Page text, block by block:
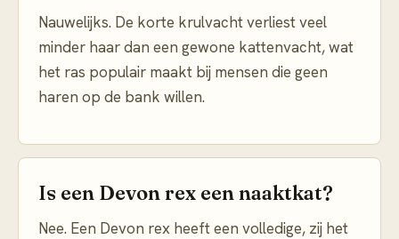
Nauwelijks. De korte krulvacht verliest veel
minder haar dan een gewone kattenvacht, wat
het ras populair maakt bij mensen die geen
haren op de bank willen.
Is een Devon rex een naaktkat?
Nee. Een Devon rex heeft een volledige, zij het